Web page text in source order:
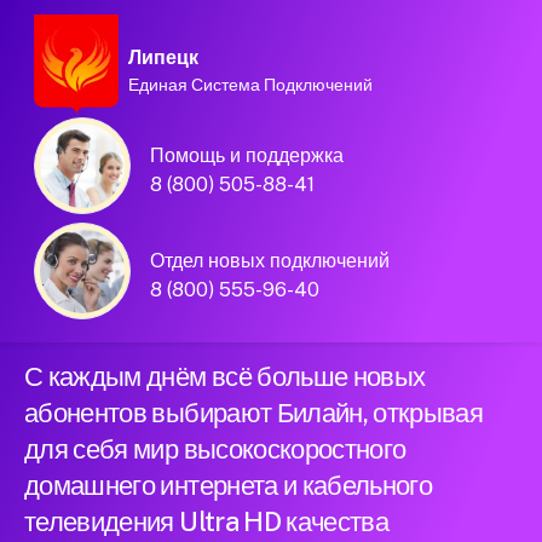
Липецк
Единая Система Подключений
Помощь и поддержка
8 (800) 505-88-41
Отдел новых подключений
8 (800) 555-96-40
Домашний интернет и
телевидение
Билайн в городе
Липецк
С каждым днём всё больше новых
абонентов выбирают Билайн, открывая
для себя мир высокоскоростного
домашнего интернета и кабельного
телевидения Ultra HD качества